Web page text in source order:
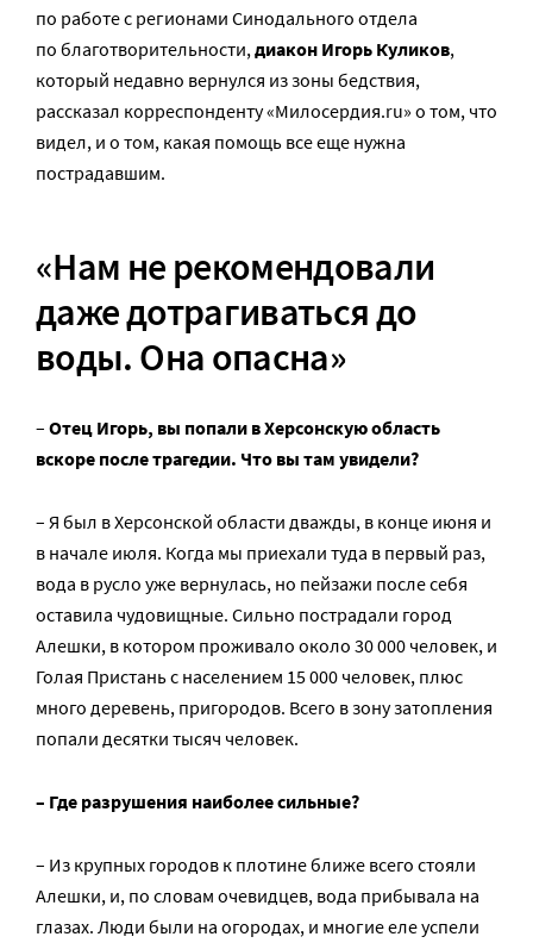
по работе с регионами Синодального отдела
по благотворительности, диакон Игорь Куликов,
который недавно вернулся из зоны бедствия,
рассказал корреспонденту «Милосердия.ru» о том, что
видел, и о том, какая помощь все еще нужна
пострадавшим.
«Нам не рекомендовали
даже дотрагиваться до
воды. Она опасна»
– Отец Игорь, вы попали в Херсонскую область
вскоре после трагедии. Что вы там увидели?
– Я был в Херсонской области дважды, в конце июня и
в начале июля. Когда мы приехали туда в первый раз,
вода в русло уже вернулась, но пейзажи после себя
оставила чудовищные. Сильно пострадали город
Алешки, в котором проживало около 30 000 человек, и
Голая Пристань с населением 15 000 человек, плюс
много деревень, пригородов. Всего в зону затопления
попали десятки тысяч человек.
– Где разрушения наиболее сильные?
– Из крупных городов к плотине ближе всего стояли
Алешки, и, по словам очевидцев, вода прибывала на
глазах. Люди были на огородах, и многие еле успели